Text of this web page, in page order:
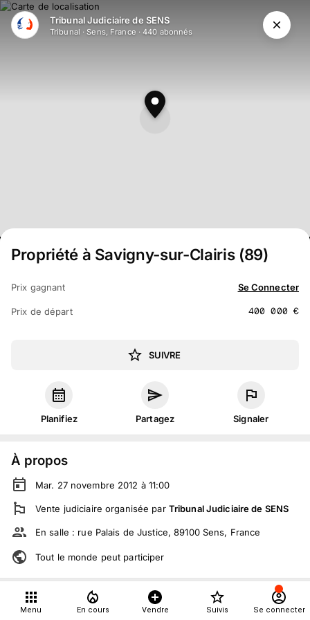
Aller au contenu principal
Tribunal Judiciaire de SENS
Tribunal ·Sens, France ·440 abonnés
Propriété à Savigny-sur-Clairis (89)
Prix gagnant Se Connecter
Prix de départ 400 000 €
SUIVRE
Planifiez Partagez Signaler
À propos
Mar. 27 novembre 2012 à 11:00
Vente judiciaire organisée par Tribunal Judiciaire de SENS
En salle : rue Palais de Justice, 89100 Sens, France
Tout le monde peut participer
Détails
Menu En cours Vendre Suivis Se connecter